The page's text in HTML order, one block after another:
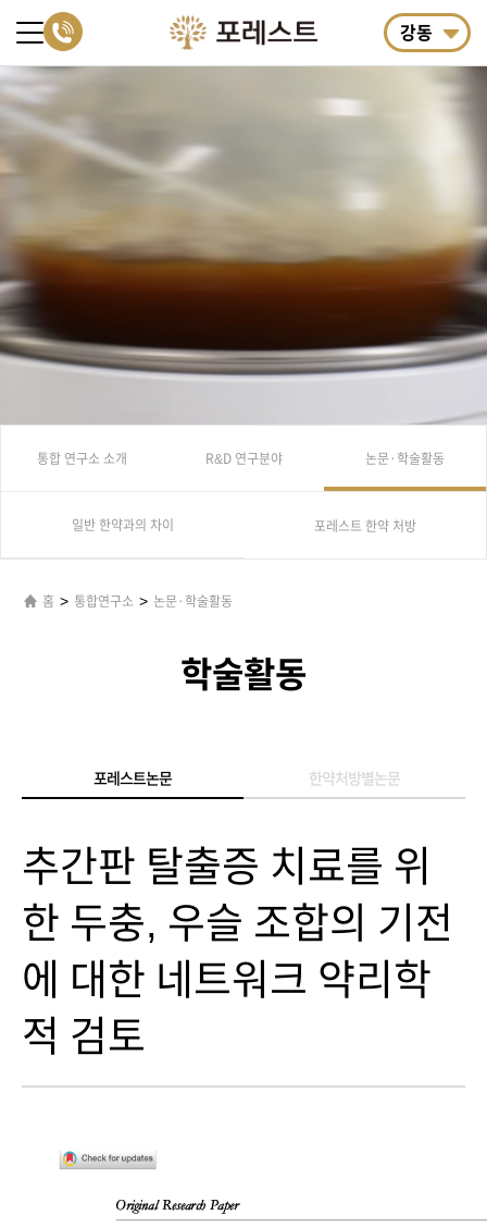
강동
통합 연구소 소개 R&D 연구분야 논문·학술활동
일반 한약과의 차이 포레스트 한약 처방
홈 > 통합연구소 > 논문·학술활동
학술활동
포레스트논문 한약처방별논문
추간판 탈출증 치료를 위
한 두충, 우슬 조합의 기전
에 대한 네트워크 약리학
적 검토